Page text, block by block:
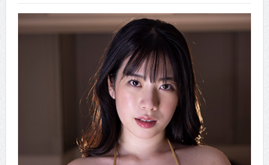
CINEMA×STYLE 288号
CINEMA×STYLE 287号
CINEMA×STYLE 286号
CINEMA×STYLE 285号
CINEMA×STYLE 294号